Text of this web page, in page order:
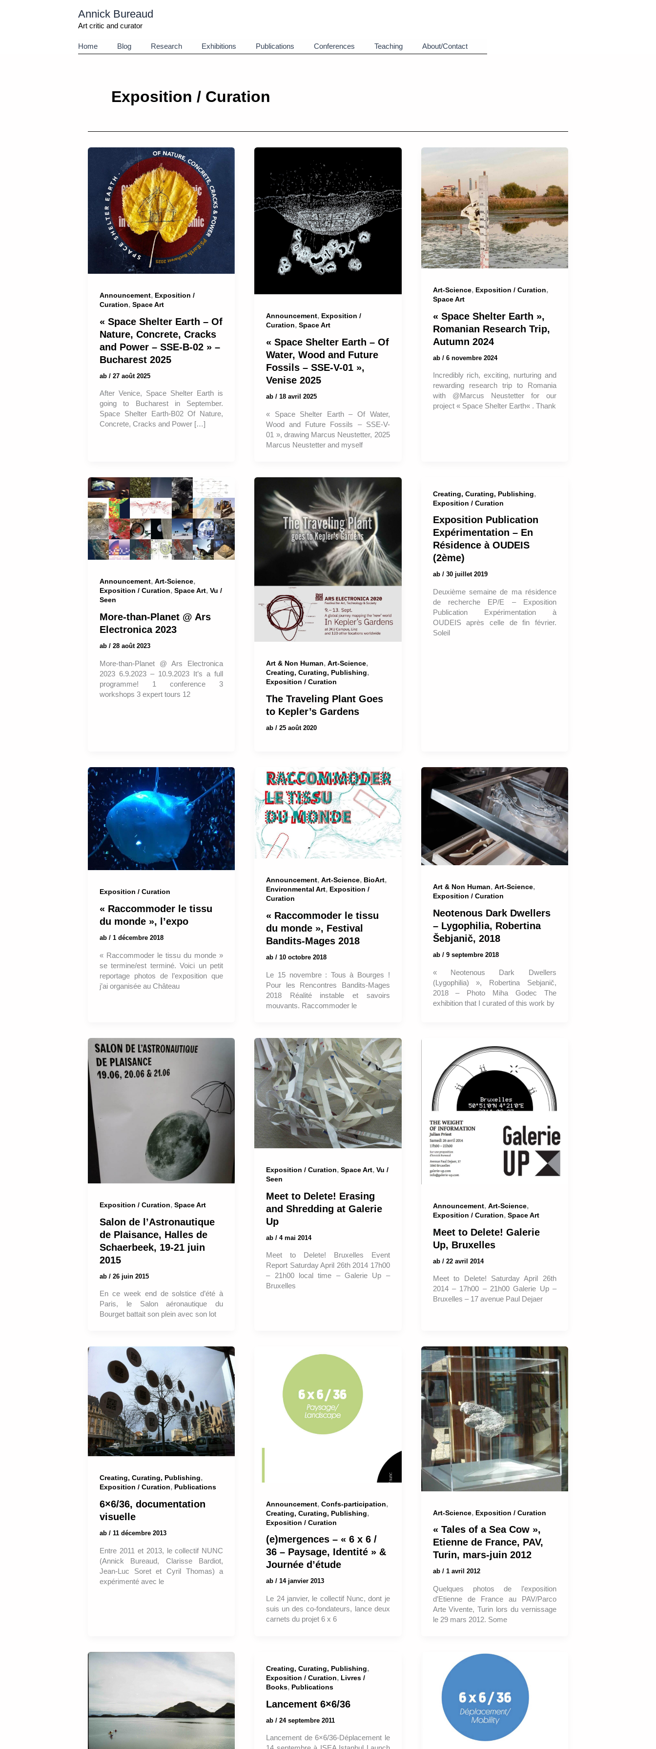
Annick Bureaud
Art critic and curator
Home Blog Research Exhibitions Publications Conferences Teaching About/Contact
Exposition / Curation
Announcement, Exposition /
Curation, Space Art
« Space Shelter Earth – Of
Nature, Concrete, Cracks
and Power – SSE-B-02 » –
Bucharest 2025
ab / 27 août 2025
After Venice, Space Shelter Earth is
going to Bucharest in September.
Space Shelter Earth-B02 Of Nature,
Concrete, Cracks and Power […]
Announcement, Exposition /
Curation,Space Art
« Space Shelter Earth – Of
Water, Wood and Future
Fossils – SSE-V-01 »,
Venise 2025
ab/18 avril 2025
« Space Shelter Earth – Of Water,
Wood and Future Fossils – SSE-V-
01 », drawing Marcus Neustetter, 2025
Marcus Neustetter and myself
Art-Science, Exposition / Curation,
Space Art
« Space Shelter Earth »,
Romanian Research Trip,
Autumn 2024
ab / 6 novembre 2024
Incredibly rich, exciting, nurturing and
rewarding research trip to Romania
with @Marcus Neustetter for our
project « Space Shelter Earth« . Thank
Announcement, Art-Science,
Exposition / Curation, Space Art, Vu /
Seen
More-than-Planet @ Ars
Electronica 2023
ab / 28 août 2023
More-than-Planet @ Ars Electronica
2023 6.9.2023 – 10.9.2023 It’s a full
programme! 1 conference 3
workshops 3 expert tours 12
Art & Non Human,Art-Science,
Creating, Curating, Publishing,
Exposition / Curation
The Traveling Plant Goes
to Kepler’s Gardens
ab/25 août 2020
Creating, Curating, Publishing,
Exposition / Curation
Exposition Publication
Expérimentation – En
Résidence à OUDEIS
(2ème)
ab / 30 juillet 2019
Deuxième semaine de ma résidence
de recherche EP/E – Exposition
Publication Expérimentation à
OUDEIS après celle de fin février.
Soleil
Exposition / Curation
« Raccommoder le tissu
du monde », l’expo
ab / 1 décembre 2018
« Raccommoder le tissu du monde »
se termine/est terminé. Voici un petit
reportage photos de l’exposition que
j’ai organisée au Château
Announcement,Art-Science, BioArt,
Environmental Art, Exposition /
Curation
« Raccommoder le tissu
du monde », Festival
Bandits-Mages 2018
ab/10 octobre 2018
Le 15 novembre : Tous à Bourges !
Pour les Rencontres Bandits-Mages
2018 Réalité instable et savoirs
mouvants. Raccommoder le
Art & Non Human, Art-Science,
Exposition / Curation
Neotenous Dark Dwellers
– Lygophilia, Robertina
Šebjanič, 2018
ab / 9 septembre 2018
« Neotenous Dark Dwellers
(Lygophilia) », Robertina Sebjanič,
2018 – Photo Miha Godec The
exhibition that I curated of this work by
Exposition / Curation, Space Art
Salon de l’Astronautique
de Plaisance, Halles de
Schaerbeek, 19-21 juin
2015
ab / 26 juin 2015
En ce week end de solstice d’été à
Paris, le Salon aéronautique du
Bourget battait son plein avec son lot
Exposition / Curation,Space Art,Vu /
Seen
Meet to Delete! Erasing
and Shredding at Galerie
Up
ab/4 mai 2014
Meet to Delete! Bruxelles Event
Report Saturday April 26th 2014 17h00
– 21h00 local time – Galerie Up –
Bruxelles
Announcement, Art-Science,
Exposition / Curation, Space Art
Meet to Delete! Galerie
Up, Bruxelles
ab / 22 avril 2014
Meet to Delete! Saturday April 26th
2014 – 17h00 – 21h00 Galerie Up –
Bruxelles – 17 avenue Paul Dejaer
Creating, Curating, Publishing,
Exposition / Curation, Publications
6×6/36, documentation
visuelle
ab / 11 décembre 2013
Entre 2011 et 2013, le collectif NUNC
(Annick Bureaud, Clarisse Bardiot,
Jean-Luc Soret et Cyril Thomas) a
expérimenté avec le
Announcement,Confs-participation,
Creating, Curating, Publishing,
Exposition / Curation
(e)mergences – « 6 x 6 /
36 – Paysage, Identité » &
Journée d’étude
ab/14 janvier 2013
Le 24 janvier, le collectif Nunc, dont je
suis un des co-fondateurs, lance deux
carnets du projet 6 x 6
Art-Science, Exposition / Curation
« Tales of a Sea Cow »,
Etienne de France, PAV,
Turin, mars-juin 2012
ab / 1 avril 2012
Quelques photos de l’exposition
d’Etienne de France au PAV/Parco
Arte Vivente, Turin lors du vernissage
le 29 mars 2012. Some
Creating, Curating, Publishing,
Exposition / Curation, Livres /
Books, Publications
Lancement 6×6/36
ab/24 septembre 2011
Lancement de 6×6/36-Déplacement le